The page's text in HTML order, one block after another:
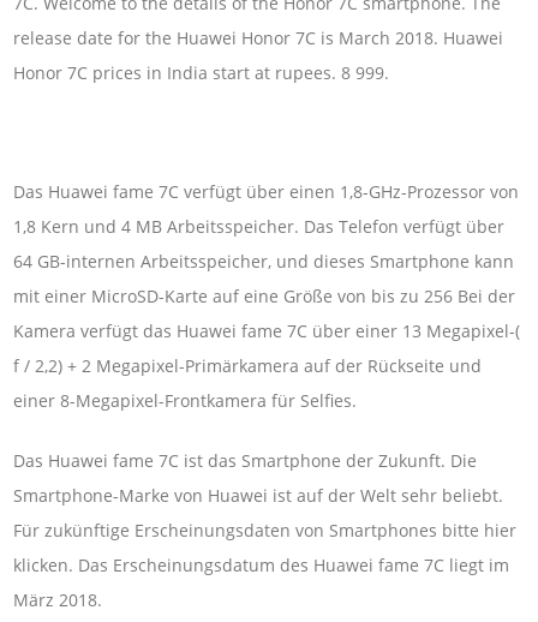
release date for the Huawei Honor 7C is March 2018. Huawei
Honor 7C prices in India start at rupees. 8 999.
Das Huawei fame 7C verfügt über einen 1,8-GHz-Prozessor von
1,8 Kern und 4 MB Arbeitsspeicher. Das Telefon verfügt über
64 GB-internen Arbeitsspeicher, und dieses Smartphone kann
mit einer MicroSD-Karte auf eine Größe von bis zu 256 Bei der
Kamera verfügt das Huawei fame 7C über einer 13 Megapixel-(
f / 2,2) + 2 Megapixel-Primärkamera auf der Rückseite und
einer 8-Megapixel-Frontkamera für Selfies.
Das Huawei fame 7C ist das Smartphone der Zukunft. Die
Smartphone-Marke von Huawei ist auf der Welt sehr beliebt.
Für zukünftige Erscheinungsdaten von Smartphones bitte hier
klicken. Das Erscheinungsdatum des Huawei fame 7C liegt im
März 2018.